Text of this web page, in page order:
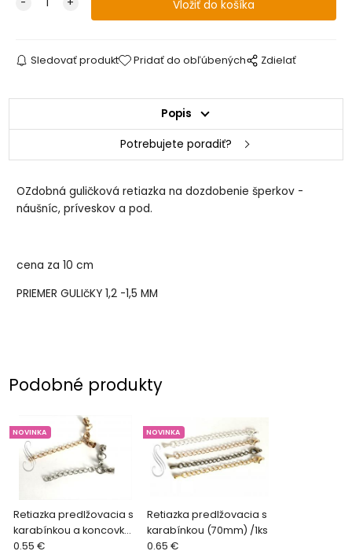
Sledovať produkt Pridať do obľúbených Zdielať
Popis
Potrebujete poradiť?
OZdobná guličková retiazka na dozdobenie šperkov -
náušníc, príveskov a pod.
cena za 10 cm
PRIEMER GULIčKY 1,2 -1,5 MM
Podobné produkty
Retiazka predlžovacia s
karabínkou a koncovkou
6mm /1ks
NOVINKA
0.55 €
Retiazka predlžovacia s
karabínkou (70mm) /1ks
NOVINKA
0.65 €